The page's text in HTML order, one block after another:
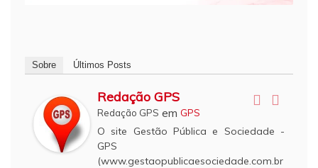
Sobre Últimos Posts
Redação GPS
Redação GPS em GPS
O site Gestão Pública e Sociedade -
GPS
(www.gestaopublicaesociedade.com.br